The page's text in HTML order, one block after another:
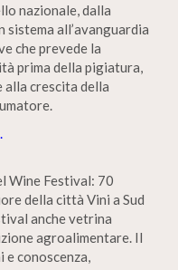
nazionale, dalla
all’avanguardia
che prevede la
prima della pigiatura,
alla crescita della
Wine Festival: 70
della città Vini a Sud
anche vetrina
agroalimentare. Il
conoscenza,